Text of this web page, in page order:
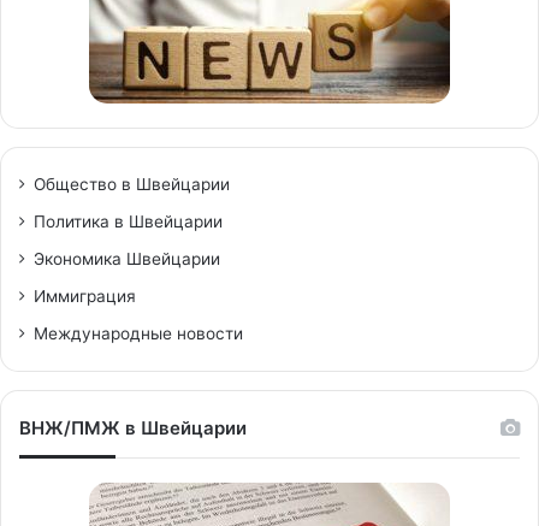
Общество в Швейцарии
Политика в Швейцарии
Экономика Швейцарии
Иммиграция
Международные новости
ВНЖ/ПМЖ в Швейцарии